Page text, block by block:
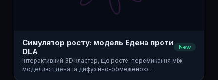
Симулятор росту: модель Едена проти
DLA
New
Інтерактивний 3D кластер, що росте: перемикання між
моделлю Едена та дифузійно-обмеженою…